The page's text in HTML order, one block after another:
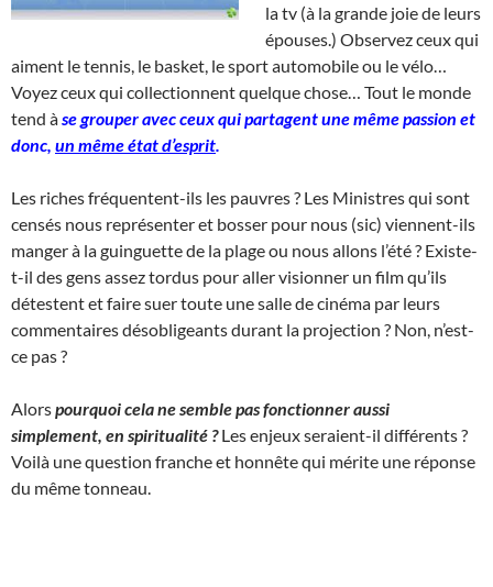
la tv (à la grande joie de leurs
épouses.) Observez ceux qui
aiment le tennis, le basket, le sport automobile ou le vélo…
Voyez ceux qui collectionnent quelque chose… Tout le monde
tend àse grouper avec ceux qui partagent une même passion et
donc, un même état d’esprit.
Les riches fréquentent-ils les pauvres ? Les Ministres qui sont
censés nous représenter et bosser pour nous (sic) viennent-ils
manger à la guinguette de la plage ou nous allons l’été ? Existe-
t-il des gens assez tordus pour aller visionner un film qu’ils
détestent et faire suer toute une salle de cinéma par leurs
commentaires désobligeants durant la projection ? Non, n’est-
ce pas ?
Alorspourquoi cela ne semble pas fonctionner aussi
simplement, en spiritualité ?Les enjeux seraient-il différents ?
Voilà une question franche et honnête qui mérite une réponse
du même tonneau.